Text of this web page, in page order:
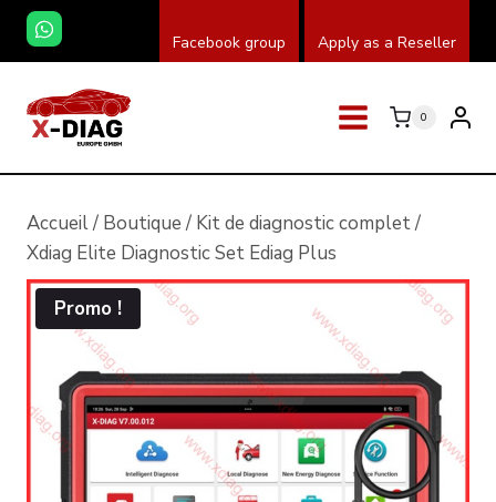
Skip
content
Facebook group Apply as a Reseller
0
Accueil/ Boutique / Kit de diagnostic complet/
Xdiag Elite Diagnostic Set Ediag Plus
Promo !